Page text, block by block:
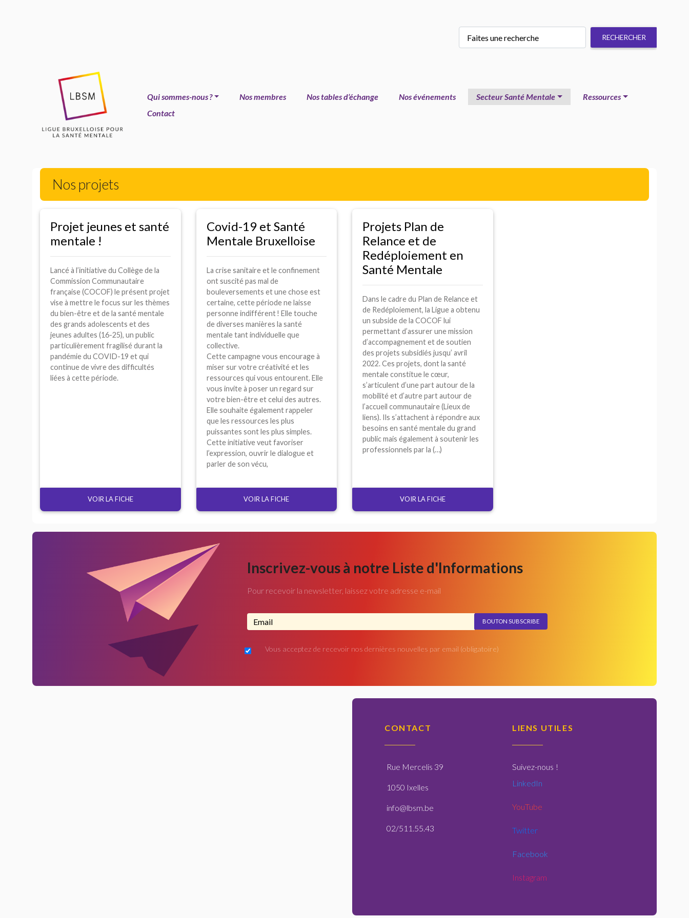
Qui sommes-nous? Nos membres Nos tables d’échange Nos événements Secteur Santé Mentale
Ressources
Contact
Nos projets
Projet jeunes et santé
mentale !
Lancé à l’initiative du Collège de la
Commission Communautaire
française (COCOF) le présent projet
vise à mettre le focus sur les thèmes
du bien-être et de la santé mentale
des grands adolescents et des
jeunes adultes (16-25), un public
particulièrement fragilisé durant la
pandémie du COVID-19 et qui
continue de vivre des difficultés
liées à cette période.
VOIR LA FICHE
Covid-19 et Santé
Mentale Bruxelloise
La crise sanitaire et le confinement
ont suscité pas mal de
bouleversements et une chose est
certaine, cette période ne laisse
personne indifférent ! Elle touche
de diverses manières la santé
mentale tant individuelle que
collective.
Cette campagne vous encourage à
miser sur votre créativité et les
ressources qui vous entourent. Elle
vous invite à poser un regard sur
votre bien-être et celui des autres.
Elle souhaite également rappeler
que les ressources les plus
puissantes sont les plus simples.
Cette initiative veut favoriser
l’expression, ouvrir le dialogue et
parler de son vécu,
VOIR LA FICHE
Projets Plan de
Relance et de
Redéploiement en
Santé Mentale
Dans le cadre du Plan de Relance et
de Redéploiement, la Ligue a obtenu
un subside de la COCOF lui
permettant d’assurer une mission
d’accompagnement et de soutien
des projets subsidiés jusqu’ avril
2022. Ces projets, dont la santé
mentale constitue le cœur,
s’articulent d’une part autour de la
mobilité et d’autre part autour de
l’accueil communautaire (Lieux de
liens). Ils s’attachent à répondre aux
besoins en santé mentale du grand
public mais également à soutenir les
professionnels par la (…)
VOIR LA FICHE
Inscrivez-vous à notre Liste d'Informations
Pour recevoir la newsletter, laissez votre adresse e-mail
Adresse email...
Vous acceptez de recevoir nos dernières nouvelles par email (obligatoire)
CONTACT
Rue Mercelis 39
1050 Ixelles
info@lbsm.be
02/511.55.43
LIENS UTILES
Suivez-nous !
LinkedIn
YouTube
Twitter
Facebook
Instagram